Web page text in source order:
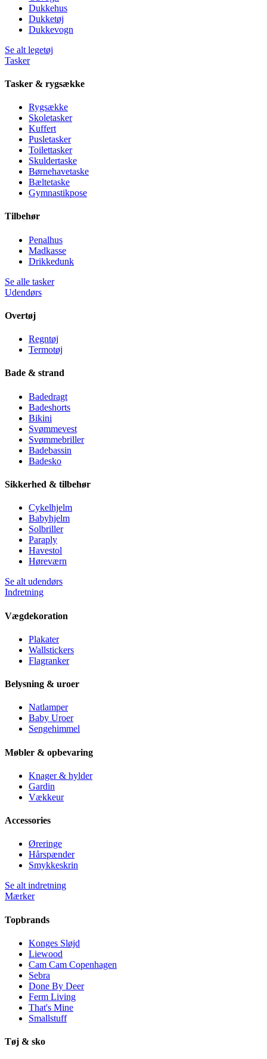
Dukkehus
Dukketøj
Dukkevogn
Se alt legetøj
Tasker
Tasker & rygsække
Rygsække
Skoletasker
Kuffert
Pusletasker
Toilettasker
Skuldertaske
Børnehavetaske
Bæltetaske
Gymnastikpose
Tilbehør
Penalhus
Madkasse
Drikkedunk
Se alle tasker
Udendørs
Overtøj
Regntøj
Termotøj
Bade & strand
Badedragt
Badeshorts
Bikini
Svømmevest
Svømmebriller
Badebassin
Badesko
Sikkerhed & tilbehør
Cykelhjelm
Babyhjelm
Solbriller
Paraply
Havestol
Høreværn
Se alt udendørs
Indretning
Vægdekoration
Plakater
Wallstickers
Flagranker
Belysning & uroer
Natlamper
Baby Uroer
Sengehimmel
Møbler & opbevaring
Knager & hylder
Gardin
Vækkeur
Accessories
Øreringe
Hårspænder
Smykkeskrin
Se alt indretning
Mærker
Topbrands
Konges Sløjd
Liewood
Cam Cam Copenhagen
Sebra
Done By Deer
Ferm Living
That's Mine
Smallstuff
Tøj & sko